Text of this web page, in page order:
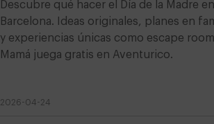
Descubre qué hacer el Día de la Madre en
Barcelona. Ideas originales, planes en
y experiencias únicas como escape
Mamá juega gratis en Aventurico.
2026-04-24